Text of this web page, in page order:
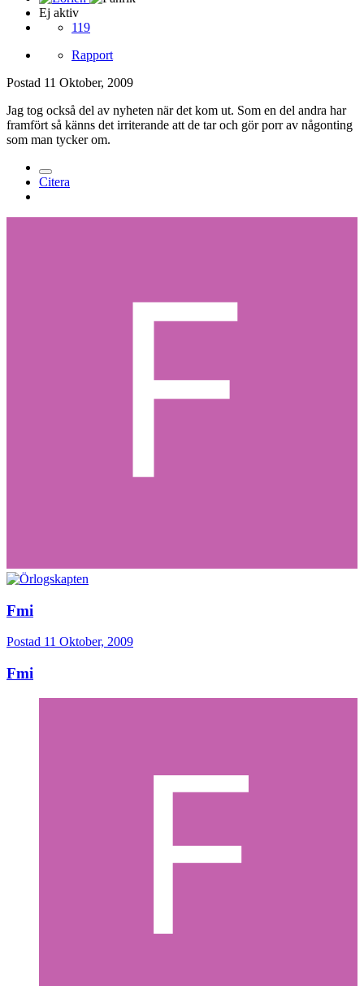
Ej aktiv
119
Rapport
Postad 11 Oktober, 2009
Jag tog också del av nyheten när det kom ut. Som en del andra har
framfört så känns det irriterande att de tar och gör porr av någonting
som man tycker om.
Citera
Fmi
Postad 11 Oktober, 2009
Fmi